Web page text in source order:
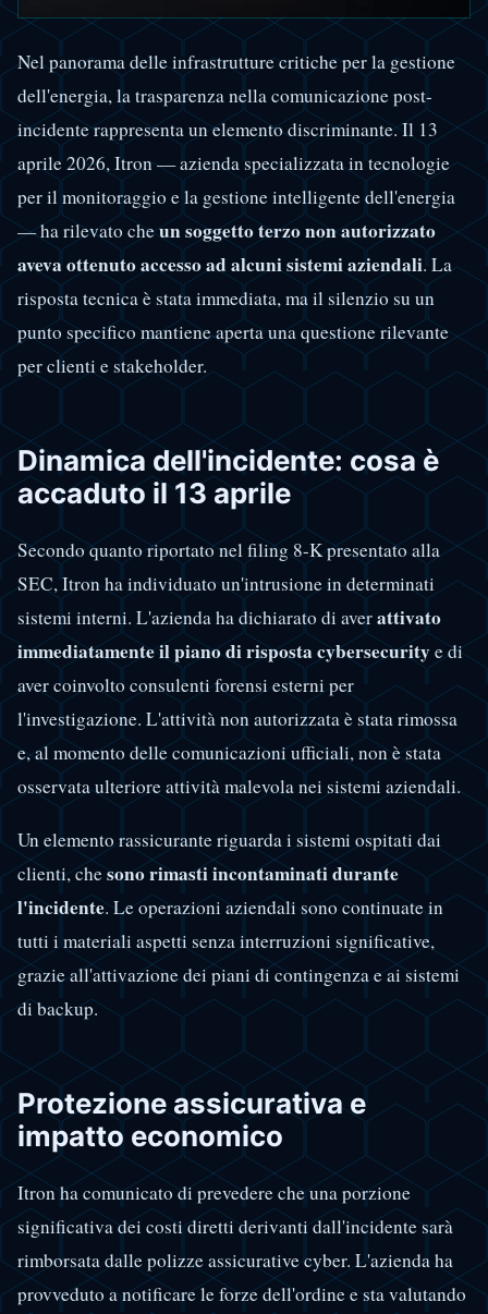
Nel panorama delle infrastrutture critiche per la gestione
dell'energia, la trasparenza nella comunicazione post-
incidente rappresenta un elemento discriminante. Il 13
aprile 2026, Itron — azienda specializzata in tecnologie
per il monitoraggio e la gestione intelligente dell'energia
— ha rilevato cheun soggetto terzo non autorizzato
aveva ottenuto accesso ad alcuni sistemi aziendali. La
risposta tecnica è stata immediata, ma il silenzio su un
punto specifico mantiene aperta una questione rilevante
per clienti e stakeholder.
Dinamica dell'incidente: cosa è
accaduto il 13 aprile
Secondo quanto riportato nel filing 8-K presentato alla
SEC, Itron ha individuato un'intrusione in determinati
sistemi interni. L'azienda ha dichiarato di averattivato
immediatamente il piano di risposta cybersecuritye di
aver coinvolto consulenti forensi esterni per
l'investigazione. L'attività non autorizzata è stata rimossa
e, al momento delle comunicazioni ufficiali, non è stata
osservata ulteriore attività malevola nei sistemi aziendali.
Un elemento rassicurante riguarda i sistemi ospitati dai
clienti, chesono rimasti incontaminati durante
l'incidente. Le operazioni aziendali sono continuate in
tutti i materiali aspetti senza interruzioni significative,
grazie all'attivazione dei piani di contingenza e ai sistemi
di backup.
Protezione assicurativa e
impatto economico
Itron ha comunicato di prevedere che una porzione
significativa dei costi diretti derivanti dall'incidente sarà
rimborsata dalle polizze assicurative cyber. L'azienda ha
provveduto a notificare le forze dell'ordine e sta valutando